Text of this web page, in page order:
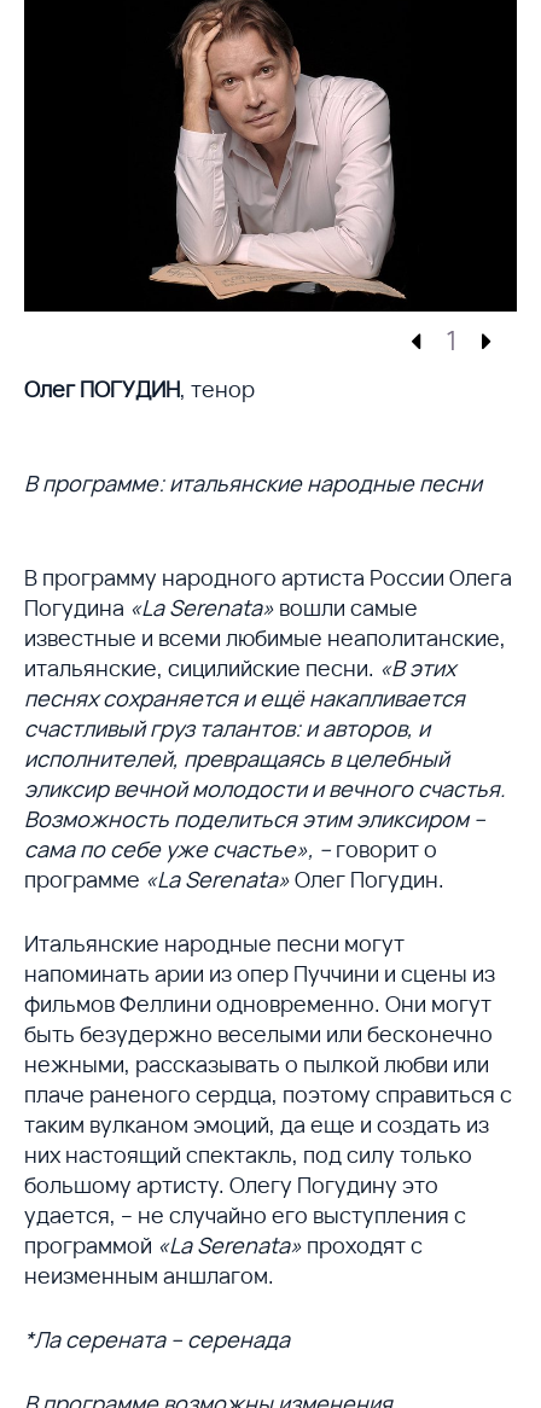
1
Олег ПОГУДИН, тенор
В программе: итальянские народные песни
В программу народного артиста России Олега
Погудина «La Serenata» вошли самые
известные и всеми любимые неаполитанские,
итальянские, сицилийские песни. «В этих
песнях сохраняется и ещё накапливается
счастливый груз талантов: и авторов, и
исполнителей, превращаясь в целебный
эликсир вечной молодости и вечного счастья.
Возможность поделиться этим эликсиром –
сама по себе уже счастье», – говорит о
программе «La Serenata»Олег Погудин.
Итальянские народные песни могут
напоминать арии из опер Пуччини и сцены из
фильмов Феллини одновременно. Они могут
быть безудержно веселыми или бесконечно
нежными, рассказывать о пылкой любви или
плаче раненого сердца, поэтому справиться с
таким вулканом эмоций, да еще и создать из
них настоящий спектакль, под силу только
большому артисту. Олегу Погудину это
удается, – не случайно его выступления с
программой «La Serenata» проходят с
неизменным аншлагом.
*Ла серената – серенада